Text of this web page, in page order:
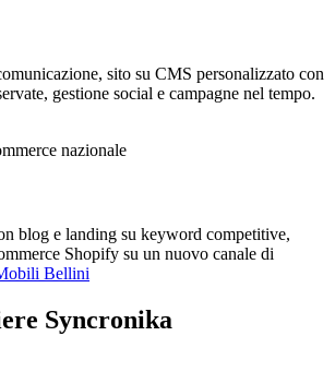
sito su CMS personalizzato con
gestione social e campagne nel tempo.
nazionale
blog e landing su keyword competitive,
Shopify su un nuovo canale di
Bellini
Syncronika